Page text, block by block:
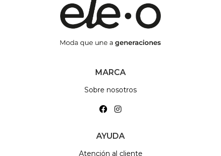
MARCA
Sobre nosotros
AYUDA
Atención al cliente